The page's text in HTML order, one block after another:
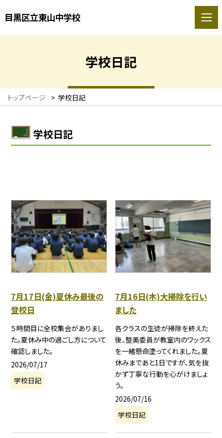
目黒区立東山中学校
学校日記
トップページ > 学校日記
学校日記
7月17日(金)夏休み最後の
登校日
５時間目に全校集会がありまし
た。夏休み中の過ごし方について
確認しました。
2026/07/17
学校日記
7月16日(木)大掃除を行い
ました
各クラスの生徒が掃除を終えた
後、整美委員が教室内のワックス
を一緒懸命塗ってくれました。夏
休みまであと1日ですが、気を抜
かず丁寧な行動を心がけましょ
う。
2026/07/16
学校日記